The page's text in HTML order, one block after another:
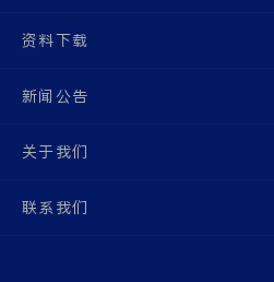
资料下载
新闻公告
关于我们
联系我们